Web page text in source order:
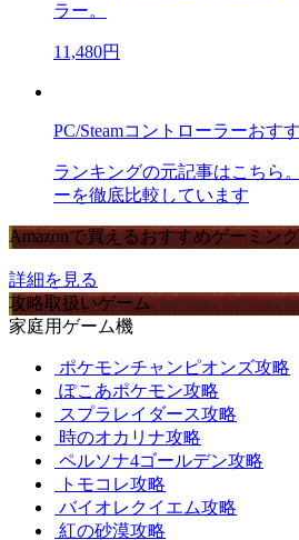
ラー。
11,480円
PC/Steamコントローラーおす
ランキングの元記事はこちら
ーを徹底比較しています
Amazonで買えるおすすめゲーミン
詳細を見る
攻略取扱いゲーム
家庭用ゲーム機
ポケモンチャンピオンズ攻略
ぽこあポケモン攻略
スプラレイダース攻略
時のオカリナ攻略
ペルソナ4ゴールデン攻略
トモコレ攻略
バイオレクイエム攻略
紅の砂漠攻略